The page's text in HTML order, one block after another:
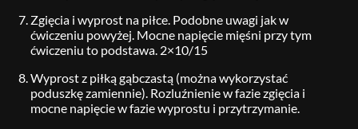
Zgięcia i wyprost na piłce. Podobne uwagi jak w
ćwiczeniu powyżej. Mocne napięcie mięśni przy tym
ćwiczeniu to podstawa. 2×10/15
Wyprost z piłką gąbczastą (można wykorzystać
poduszkę zamiennie). Rozluźnienie w fazie zgięcia i
mocne napięcie w fazie wyprostu i przytrzymanie.